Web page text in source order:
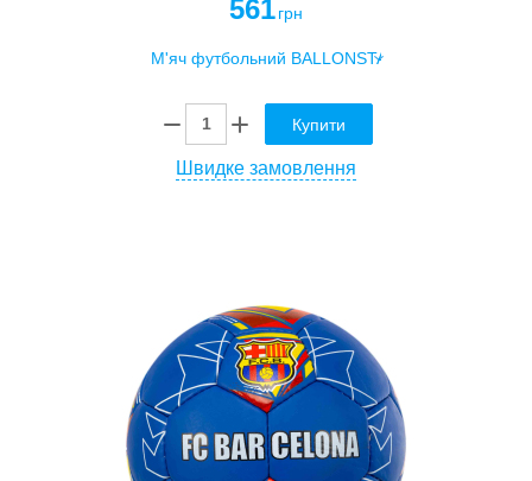
561 грн
Купити
Швидке замовлення